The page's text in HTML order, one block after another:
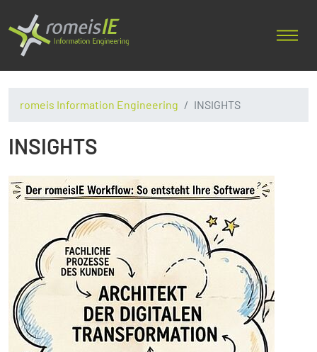
romeis Information Engineering INSIGHTS
INSIGHTS